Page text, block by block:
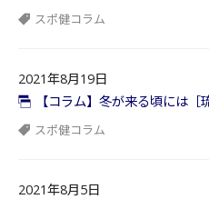
スポ健コラム
2021年8月19日
【コラム】冬が来る頃には［
スポ健コラム
2021年8月5日